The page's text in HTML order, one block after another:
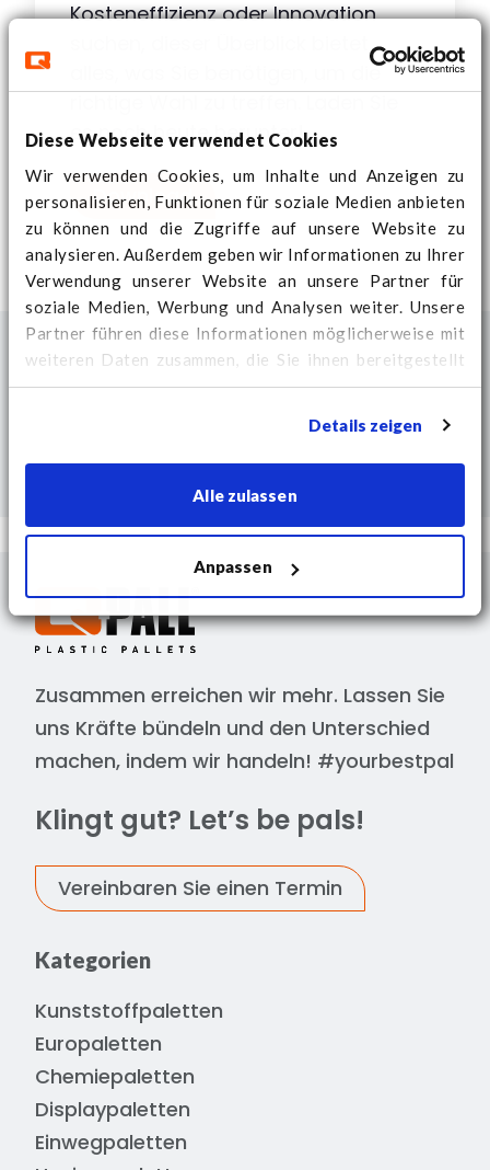
Diese Webseite verwendet Cookies
Wir verwenden Cookies, um Inhalte und Anzeigen zu
personalisieren, Funktionen für soziale Medien anbieten
zu können und die Zugriffe auf unsere Website zu
analysieren. Außerdem geben wir Informationen zu Ihrer
Verwendung unserer Website an unsere Partner für
soziale Medien, Werbung und Analysen weiter. Unsere
Partner führen diese Informationen möglicherweise mit
weiteren Daten zusammen, die Sie ihnen bereitgestellt
haben oder die sie im Rahmen Ihrer Nutzung der Dienste
Informationen und können Ihre Zustimmung ändern.
Details zeigen
Alle zulassen
Anpassen
Kosteneffizienz oder Innovation
alles, was Sie benötigen, um die
es noch heute herunter!
Download
Zusammen erreichen wir mehr. Lassen Sie
uns Kräfte bündeln und den Unterschied
machen, indem wir handeln! #yourbestpal
Klingt gut? Let’s be pals!
Vereinbaren Sie einen Termin
Kategorien
Kunststoffpaletten
Europaletten
Chemiepaletten
Displaypaletten
Einwegpaletten